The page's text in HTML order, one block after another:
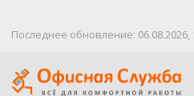
Последнее обновление: 06.08.2026,